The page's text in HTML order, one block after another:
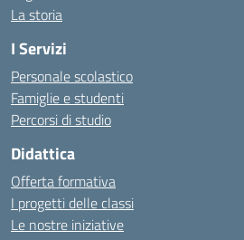
La storia
I Servizi
Personale scolastico
Famiglie e studenti
Percorsi di studio
Didattica
Offerta formativa
I progetti delle classi
Le nostre iniziative